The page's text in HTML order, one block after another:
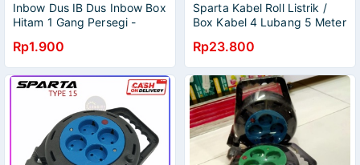
Inbow Dus IB Dus Inbow Box
Hitam 1 Gang Persegi -
IBdus IBdos Inbo Doss Hitam
1 gang Kotak
Rp1.900
Sparta Kabel Roll Listrik /
Box Kabel 4 Lubang 5 Meter
Rp23.800